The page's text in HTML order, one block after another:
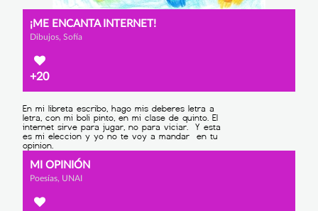
¡ME ENCANTA INTERNET!
Dibujos, Sofía
+20
MI OPINIÓN
Poesías, UNAI